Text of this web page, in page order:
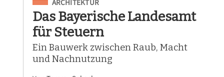
ARCHITEKTUR
Das Bayerische Landesamt
für Steuern
Ein Bauwerk zwischen Raub, Macht
und Nachnutzung